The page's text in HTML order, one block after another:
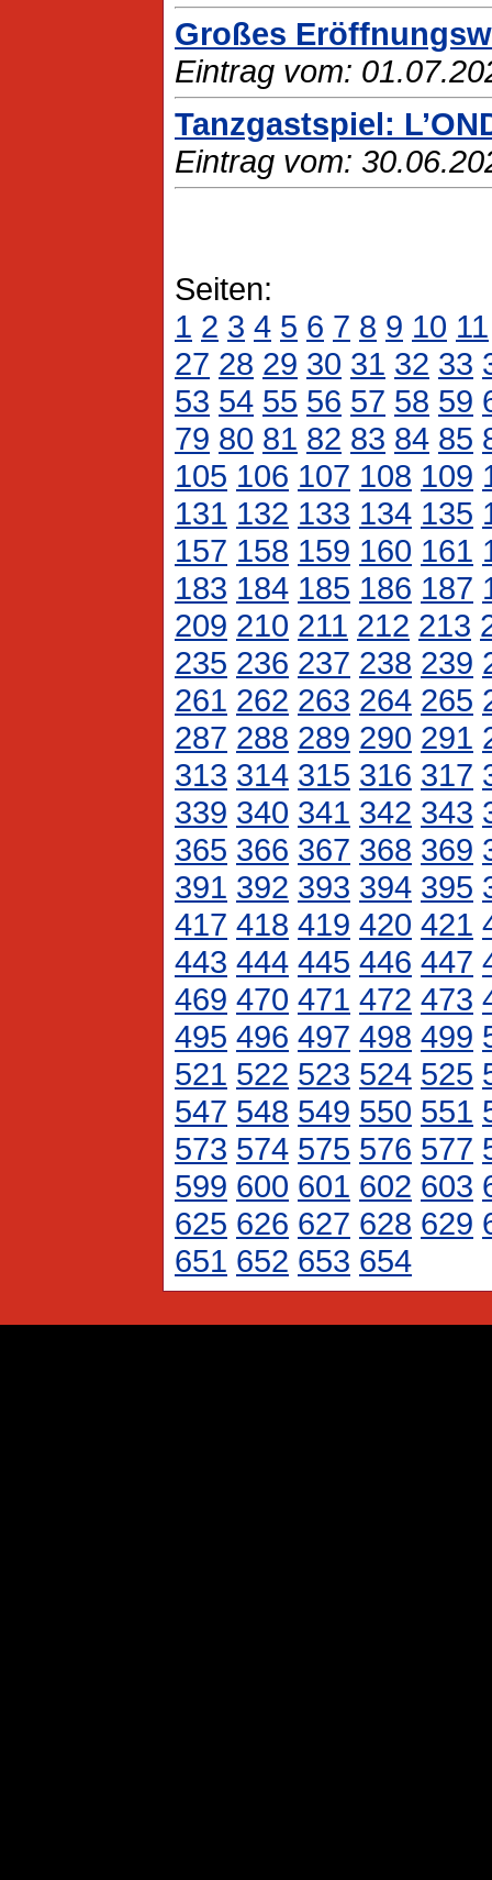
Großes
Eintrag vom:
Tanzgastspiel:
Eintrag vom:
Seiten:
1 2 3 4 5 6 7 8 9 10 11
27 28 29 30 31 32 33
53 54 55 56 57 58 59
79 80 81 82 83 84 85
105 106 107 108 109
131 132 133 134 135
157 158 159 160 161
183 184 185 186 187
209 210 211 212 213
235 236 237 238 239
261 262 263 264 265
287 288 289 290 291
313 314 315 316 317
339 340 341 342 343
365 366 367 368 369
391 392 393 394 395
417 418 419 420 421
443 444 445 446 447
469 470 471 472 473
495 496 497 498 499
521 522 523 524 525
547 548 549 550 551
573 574 575 576 577
599 600 601 602 603
625 626 627 628 629
651 652 653 654